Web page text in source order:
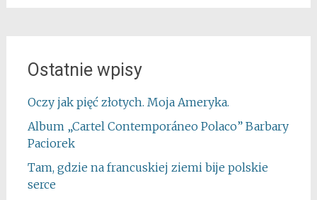
Ostatnie wpisy
Oczy jak pięć złotych. Moja Ameryka.
Album „Cartel Contemporáneo Polaco” Barbary
Paciorek
Tam, gdzie na francuskiej ziemi bije polskie
serce